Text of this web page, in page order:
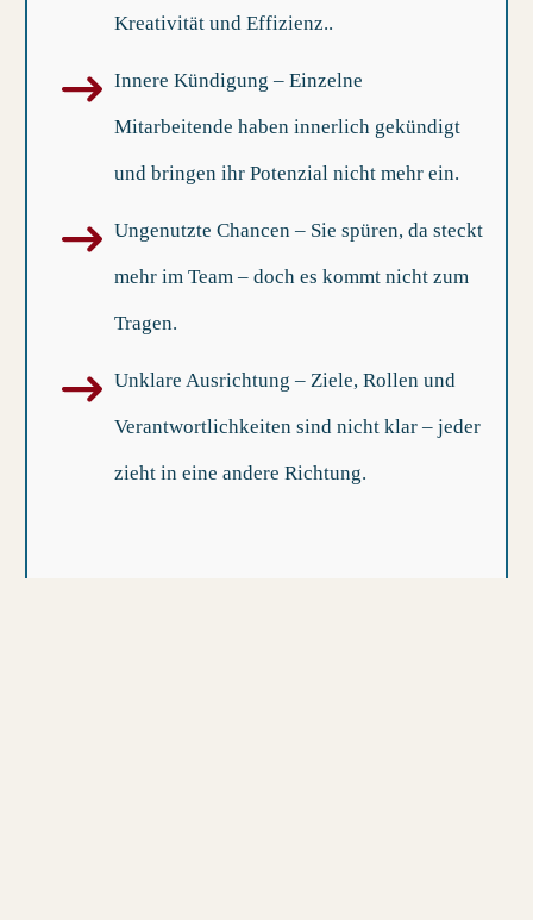
Kreativität und Effizienz..
Innere Kündigung – Einzelne
Mitarbeitende haben innerlich gekündigt
und bringen ihr Potenzial nicht mehr ein.
Ungenutzte Chancen – Sie spüren, da steckt
mehr im Team – doch es kommt nicht zum
Tragen.
Unklare Ausrichtung – Ziele, Rollen und
Verantwortlichkeiten sind nicht klar – jeder
zieht in eine andere Richtung.